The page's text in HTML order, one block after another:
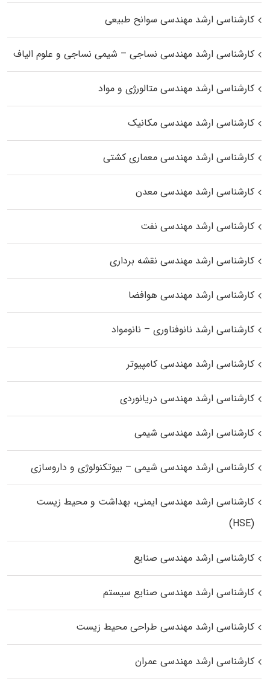
کارشناسی ارشد مهندسی سوانح طبیعی
کارشناسی ارشد مهندسی نساجی – شیمی نساجی و علوم الیاف
کارشناسی ارشد مهندسی متالورژی و مواد
کارشناسی ارشد مهندسی مکانیک
کارشناسی ارشد مهندسی معماری کشتی
کارشناسی ارشد مهندسی معدن
کارشناسی ارشد مهندسی نفت
کارشناسی ارشد مهندسی نقشه برداری
کارشناسی ارشد مهندسی هوافضا
کارشناسی ارشد نانوفناوری – نانومواد
کارشناسی ارشد مهندسی کامپیوتر
کارشناسی ارشد مهندسی دریانوردی
کارشناسی ارشد مهندسی شیمی
کارشناسی ارشد مهندسی شیمی – بیوتکنولوژی و داروسازی
کارشناسی ارشد مهندسی ایمنی، بهداشت و محیط زیست
(HSE)
کارشناسی ارشد مهندسی صنایع
کارشناسی ارشد مهندسی صنایع سیستم
کارشناسی ارشد مهندسی طراحی محیط زیست
کارشناسی ارشد مهندسی عمران